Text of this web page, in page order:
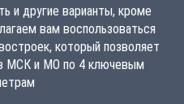
и другие варианты, кроме
вам воспользоваться
который позволяет
МСК и МО по 4 ключевым